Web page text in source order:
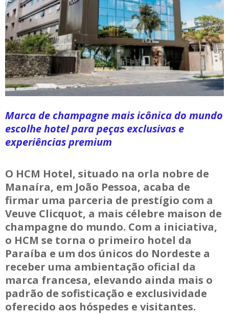
Marca de champagne mais icônica do mundo
escolhe hotel para peças exclusivas e
experiências premium
O HCM Hotel, situado na orla nobre de
Manaíra, em João Pessoa, acaba de
firmar uma parceria de prestígio com a
Veuve Clicquot, a mais célebre maison de
champagne do mundo. Com a iniciativa,
o HCM se torna o primeiro hotel da
Paraíba e um dos únicos do Nordeste a
receber uma ambientação oficial da
marca francesa, elevando ainda mais o
padrão de sofisticação e exclusividade
oferecido aos hóspedes e visitantes.